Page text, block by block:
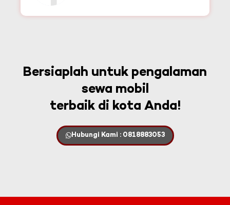
Bersiaplah untuk pengalaman
sewa mobil
terbaik di kota Anda!
Hubungi Kami : 0818883053